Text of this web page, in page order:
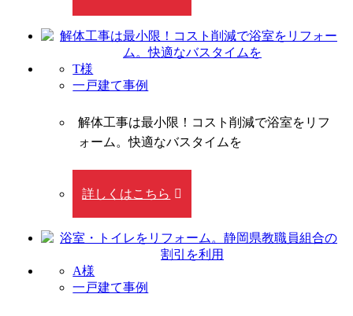
T様
一戸建て事例
解体工事は最小限！コスト削減で浴室をリフ
ォーム。快適なバスタイムを
詳しくはこちら
A様
一戸建て事例